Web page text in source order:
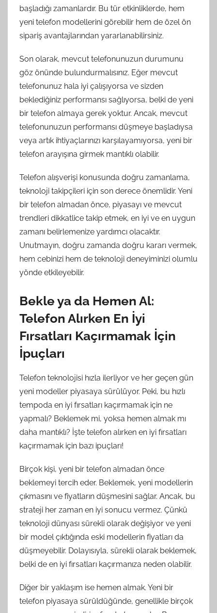
başladığı zamanlardır. Bu tür etkinliklerde, hem
yeni telefon modellerini görebilir hem de özel ön
sipariş avantajlarından yararlanabilirsiniz.
Son olarak, mevcut telefonunuzun durumunu
göz önünde bulundurmalısınız. Eğer mevcut
telefonunuz hala iyi çalışıyorsa ve sizden
beklediğiniz performansı sağlıyorsa, belki de yeni
bir telefon almaya gerek yoktur. Ancak, mevcut
telefonunuzun performansı düşmeye başladıysa
veya artık ihtiyaçlarınızı karşılayamıyorsa, yeni bir
telefon arayışına girmek mantıklı olabilir.
Telefon alışverişi konusunda doğru zamanlama,
teknoloji takipçileri için son derece önemlidir. Yeni
bir telefon almadan önce, piyasayı ve mevcut
trendleri dikkatlice takip etmek, en iyi ve en uygun
zamanı belirlemenize yardımcı olacaktır.
Unutmayın, doğru zamanda doğru kararı vermek,
hem cebinizi hem de teknoloji deneyiminizi olumlu
yönde etkileyebilir.
Bekle ya da Hemen Al:
Telefon Alırken En İyi
Fırsatları Kaçırmamak İçin
İpuçları
Telefon teknolojisi hızla ilerliyor ve her geçen gün
yeni modeller piyasaya sürülüyor. Peki, bu hızlı
tempoda en iyi fırsatları kaçırmamak için ne
yapmalı? Beklemek mi, yoksa hemen almak mı
daha mantıklı? İşte telefon alırken en iyi fırsatları
kaçırmamak için bazı ipuçları!
Birçok kişi, yeni bir telefon almadan önce
beklemeyi tercih eder. Beklemek, yeni modellerin
çıkmasını ve fiyatların düşmesini sağlar. Ancak, bu
strateji her zaman en iyi sonucu vermez. Çünkü
teknoloji dünyası sürekli olarak değişiyor ve yeni
bir model çıktığında eski modellerin fiyatları da
düşmeyebilir. Dolayısıyla, sürekli olarak beklemek,
belki de en iyi fırsatları kaçırmanıza neden olabilir.
Diğer bir yaklaşım ise hemen almak. Yeni bir
telefon piyasaya sürüldüğünde, genellikle birçok